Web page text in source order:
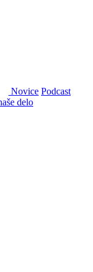
Novice Podcast
delo